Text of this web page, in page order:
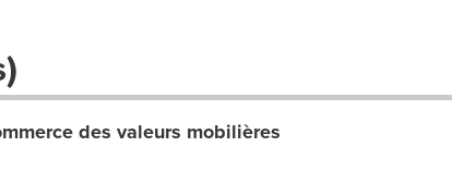
des valeurs mobilières